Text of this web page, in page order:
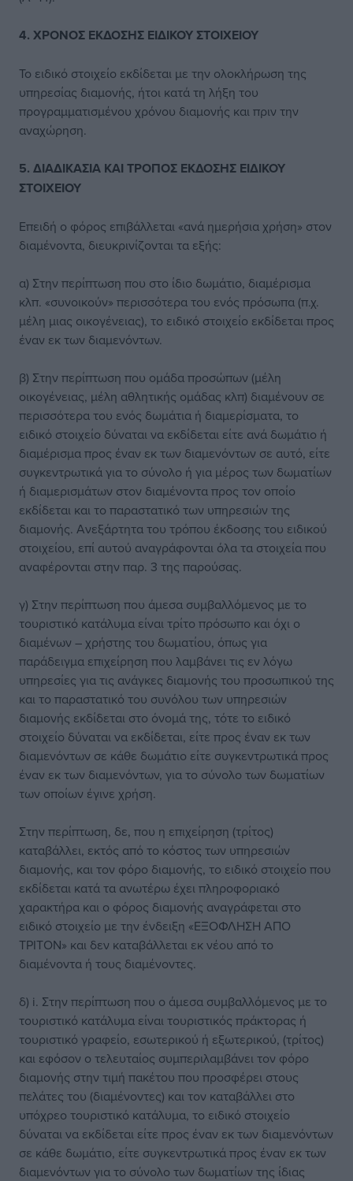
4. ΧΡΟΝΟΣ ΕΚΔΟΣΗΣ ΕΙΔΙΚΟΥ ΣΤΟΙΧΕΙΟΥ
Το ειδικό στοιχείο εκδίδεται με την ολοκλήρωση της
υπηρεσίας διαμονής, ήτοι κατά τη λήξη του
προγραμματισμένου χρόνου διαμονής και πριν την
αναχώρηση.
5. ΔΙΑΔΙΚΑΣΙΑ ΚΑΙ ΤΡΟΠΟΣ ΕΚΔΟΣΗΣ ΕΙΔΙΚΟΥ
ΣΤΟΙΧΕΙΟΥ
Επειδή ο φόρος επιβάλλεται «ανά ημερήσια χρήση» στον
διαμένοντα, διευκρινίζονται τα εξής:
α) Στην περίπτωση που στο ίδιο δωμάτιο, διαμέρισμα
κλπ. «συνοικούν» περισσότερα του ενός πρόσωπα (π.χ.
μέλη μιας οικογένειας), το ειδικό στοιχείο εκδίδεται προς
έναν εκ των διαμενόντων.
β) Στην περίπτωση που ομάδα προσώπων (μέλη
οικογένειας, μέλη αθλητικής ομάδας κλπ) διαμένουν σε
περισσότερα του ενός δωμάτια ή διαμερίσματα, το
ειδικό στοιχείο δύναται να εκδίδεται είτε ανά δωμάτιο ή
διαμέρισμα προς έναν εκ των διαμενόντων σε αυτό, είτε
συγκεντρωτικά για το σύνολο ή για μέρος των δωματίων
ή διαμερισμάτων στον διαμένοντα προς τον οποίο
εκδίδεται και το παραστατικό των υπηρεσιών της
διαμονής. Ανεξάρτητα του τρόπου έκδοσης του ειδικού
στοιχείου, επί αυτού αναγράφονται όλα τα στοιχεία που
αναφέρονται στην παρ. 3 της παρούσας.
γ) Στην περίπτωση που άμεσα συμβαλλόμενος με το
τουριστικό κατάλυμα είναι τρίτο πρόσωπο και όχι ο
διαμένων – χρήστης του δωματίου, όπως για
παράδειγμα επιχείρηση που λαμβάνει τις εν λόγω
υπηρεσίες για τις ανάγκες διαμονής του προσωπικού της
και το παραστατικό του συνόλου των υπηρεσιών
διαμονής εκδίδεται στο όνομά της, τότε το ειδικό
στοιχείο δύναται να εκδίδεται, είτε προς έναν εκ των
διαμενόντων σε κάθε δωμάτιο είτε συγκεντρωτικά προς
έναν εκ των διαμενόντων, για το σύνολο των δωματίων
των οποίων έγινε χρήση.
Στην περίπτωση, δε, που η επιχείρηση (τρίτος)
καταβάλλει, εκτός από το κόστος των υπηρεσιών
διαμονής, και τον φόρο διαμονής, το ειδικό στοιχείο που
εκδίδεται κατά τα ανωτέρω έχει πληροφοριακό
χαρακτήρα και ο φόρος διαμονής αναγράφεται στο
ειδικό στοιχείο με την ένδειξη «ΕΞΟΦΛΗΣΗ ΑΠΟ
ΤΡΙΤΟΝ» και δεν καταβάλλεται εκ νέου από το
διαμένοντα ή τους διαμένοντες.
δ) i. Στην περίπτωση που ο άμεσα συμβαλλόμενος με το
τουριστικό κατάλυμα είναι τουριστικός πράκτορας ή
τουριστικό γραφείο, εσωτερικού ή εξωτερικού, (τρίτος)
και εφόσον ο τελευταίος συμπεριλαμβάνει τον φόρο
διαμονής στην τιμή πακέτου που προσφέρει στους
πελάτες του (διαμένοντες) και τον καταβάλλει στο
υπόχρεο τουριστικό κατάλυμα, το ειδικό στοιχείο
δύναται να εκδίδεται είτε προς έναν εκ των διαμενόντων
σε κάθε δωμάτιο, είτε συγκεντρωτικά προς έναν εκ των
διαμενόντων για το σύνολο των δωματίων της ίδιας